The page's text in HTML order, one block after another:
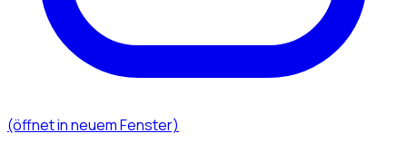
(öffnet in neuem Fenster)